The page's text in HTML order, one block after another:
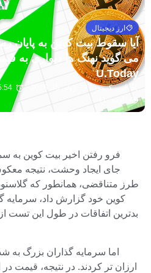
ارز دیجیتال
U.Today
امیر کرمی 5:54
جای ایجاد وحشت، نتیجه
طرز متناقضی، همانطور که
کوین خود گزارش داد، سرمایه
بدترین اتفاقات در طول این تست
اما سرمایه گذاران بزرگ
ارزان تر کردند. در نتیجه، قیمت